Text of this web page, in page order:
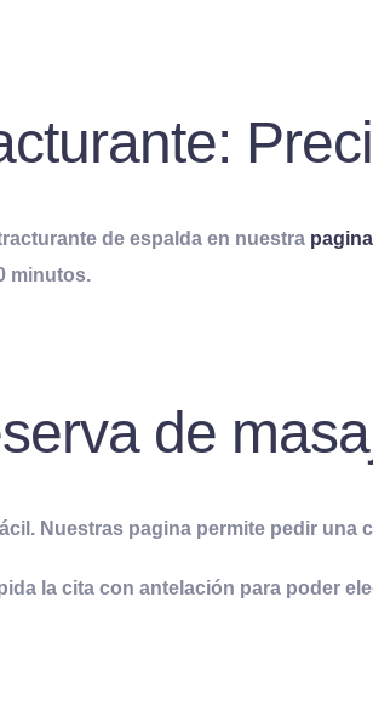
de espalda en nuestra
minutos.
de
Nuestras pagina permite pedir
la cita con antelación para poder